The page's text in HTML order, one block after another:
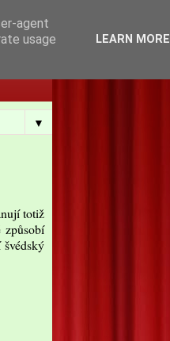
▼
totiž
agent
usage
LEARN MORE